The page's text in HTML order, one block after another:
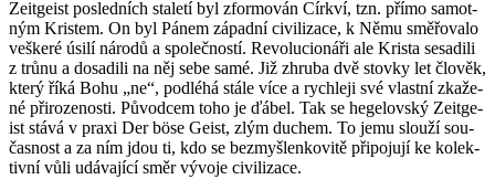
Ze­it­ge­ist po­sled­ních sta­le­tí byl zfor­mo­ván Církví, tzn. přímo sa­mot­
ným Kris­tem. On byl Pánem zá­pad­ní ci­vi­li­za­ce, k Němu smě­řo­va­lo
veš­ke­ré úsilí ná­ro­dů a spo­leč­nos­tí. Re­vo­lu­ci­o­ná­ři ale Kris­ta se­sa­di­li
z trůnu a do­sa­di­li na něj sebe samé. Již zhru­ba dvě stov­ky let člo­věk,
který říká Bohu „ne“, pod­lé­há stále více a rych­le­ji své vlast­ní zka­že­
né při­ro­ze­nos­ti. Pů­vod­cem toho je ďábel. Tak se he­ge­lov­ský Ze­it­ge­
ist stává v praxi Der böse Geist, zlým du­chem. To jemu slou­ží sou­
čas­nost a za ním jdou ti, kdo se bez­myš­len­ko­vi­tě při­po­ju­jí ke ko­lek­
tiv­ní vůli udá­va­jí­cí směr vý­vo­je ci­vi­li­za­ce.